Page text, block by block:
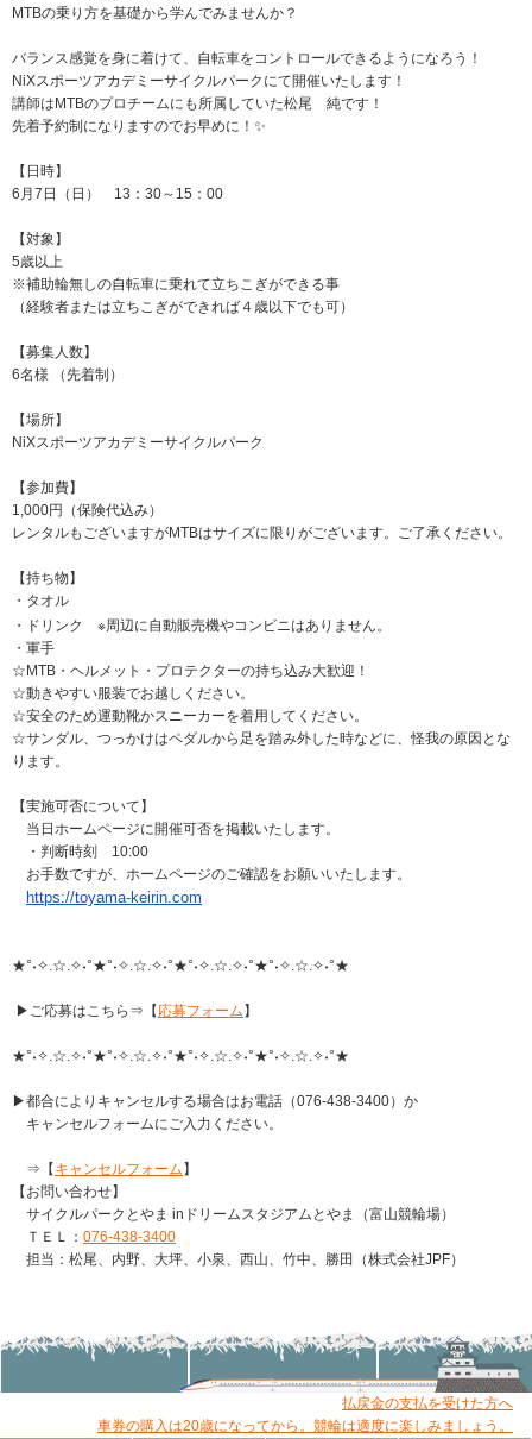
MTBの乗り方を基礎から学んでみませんか？
バランス感覚を身に着けて、自転車をコントロールできるようになろう！
NiXスポーツアカデミーサイクルパークにて開催いたします！
講師はMTBのプロチームにも所属していた松尾 純です！
先着予約制になりますのでお早めに！✨
【日時】
6月7日（日） 13：30～15：00
【対象】
5歳以上
※補助輪無しの自転車に乗れて立ちこぎができる事
（経験者または立ちこぎができれば４歳以下でも可）
【募集人数】
6名様 （先着制）
【場所】
NiXスポーツアカデミーサイクルパーク
【参加費】
1,000円（保険代込み）
レンタルもございますがMTBはサイズに限りがございます。ご了承ください。
【持ち物】
・タオル
・ドリンク ※周辺に自動販売機やコンビニはありません。
・軍手
☆MTB・ヘルメット・プロテクターの持ち込み大歓迎！
☆動きやすい服装でお越しください。
☆安全のため運動靴かスニーカーを着用してください。
☆サンダル、つっかけはペダルから足を踏み外した時などに、怪我の原因とな
ります。
【実施可否について】
当日ホームページに開催可否を掲載いたします。
・判断時刻 10:00
お手数ですが、ホームページのご確認をお願いいたします。
https://toyama-keirin.com
★°˖✧.☆.✧˖°★°˖✧.☆.✧˖°★°˖✧.☆.✧˖°★°˖✧.☆.✧˖°★
▶ご応募はこちら⇒【 応募フォーム 】
​★°˖✧.☆.✧˖°★°˖✧.☆.✧˖°★°˖✧.☆.✧˖°★°˖✧.☆.✧˖°★
▶都合によりキャンセルする場合はお電話（076-438-3400）か
キャンセルフォームにご入力ください。
⇒【 キャンセルフォーム 】
【お問い合わせ】
サイクルパークとやま inドリームスタジアムとやま（富山競輪場）
ＴＥＬ： 076-438-3400
担当：松尾、内野、大坪、小泉、西山、竹中、勝田（株式会社JPF）
払戻金の支払を受けた方へ
車券の購入は20歳になってから。競輪は適度に楽しみましょう。